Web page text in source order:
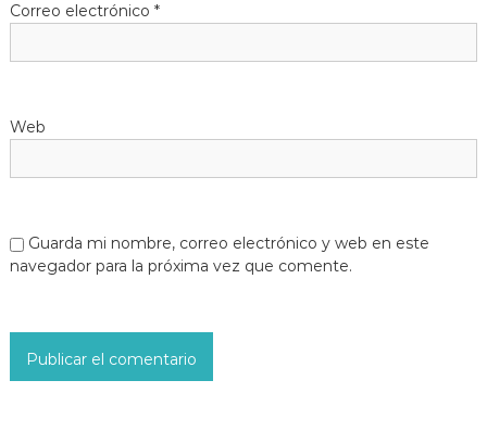
Correo electrónico *
Web
Guarda mi nombre, correo electrónico y web en este
navegador para la próxima vez que comente.